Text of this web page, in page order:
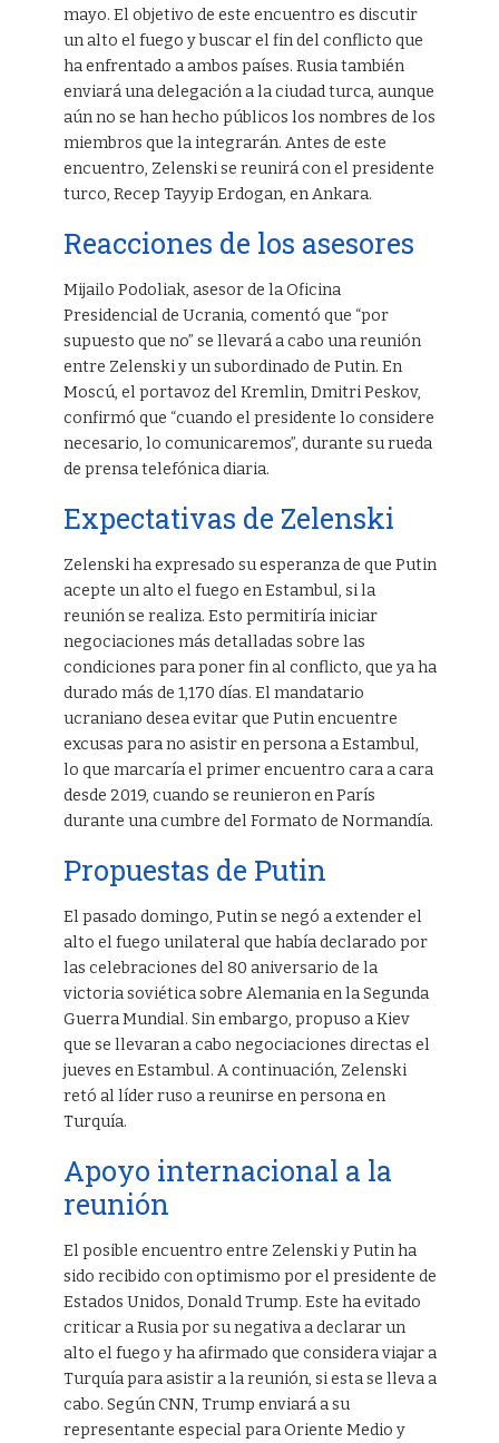
mayo. El objetivo de este encuentro es discutir
un alto el fuego y buscar el fin del conflicto que
ha enfrentado a ambos países. Rusia también
enviará una delegación a la ciudad turca, aunque
aún no se han hecho públicos los nombres de los
miembros que la integrarán. Antes de este
encuentro, Zelenski se reunirá con el presidente
turco, Recep Tayyip Erdogan, en Ankara.
Reacciones de los asesores
Mijailo Podoliak, asesor de la Oficina
Presidencial de Ucrania, comentó que “por
supuesto que no” se llevará a cabo una reunión
entre Zelenski y un subordinado de Putin. En
Moscú, el portavoz del Kremlin, Dmitri Peskov,
confirmó que “cuando el presidente lo considere
necesario, lo comunicaremos”, durante su rueda
de prensa telefónica diaria.
Expectativas de Zelenski
Zelenski ha expresado su esperanza de que Putin
acepte un alto el fuego en Estambul, si la
reunión se realiza. Esto permitiría iniciar
negociaciones más detalladas sobre las
condiciones para poner fin al conflicto, que ya ha
durado más de 1,170 días. El mandatario
ucraniano desea evitar que Putin encuentre
excusas para no asistir en persona a Estambul,
lo que marcaría el primer encuentro cara a cara
desde 2019, cuando se reunieron en París
durante una cumbre del Formato de Normandía.
Propuestas de Putin
El pasado domingo, Putin se negó a extender el
alto el fuego unilateral que había declarado por
las celebraciones del 80 aniversario de la
victoria soviética sobre Alemania en la Segunda
Guerra Mundial. Sin embargo, propuso a Kiev
que se llevaran a cabo negociaciones directas el
jueves en Estambul. A continuación, Zelenski
retó al líder ruso a reunirse en persona en
Turquía.
Apoyo internacional a la
reunión
El posible encuentro entre Zelenski y Putin ha
sido recibido con optimismo por el presidente de
Estados Unidos, Donald Trump. Este ha evitado
criticar a Rusia por su negativa a declarar un
alto el fuego y ha afirmado que considera viajar a
Turquía para asistir a la reunión, si esta se lleva a
cabo. Según CNN, Trump enviará a su
representante especial para Oriente Medio y